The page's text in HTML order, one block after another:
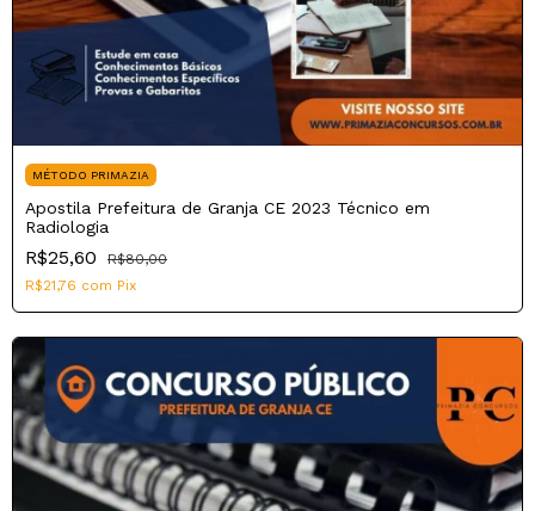
MÉTODO PRIMAZIA
Apostila Prefeitura de Granja CE 2023 Técnico em
Radiologia
R$25,60
R$80,00
R$21,76 com Pix